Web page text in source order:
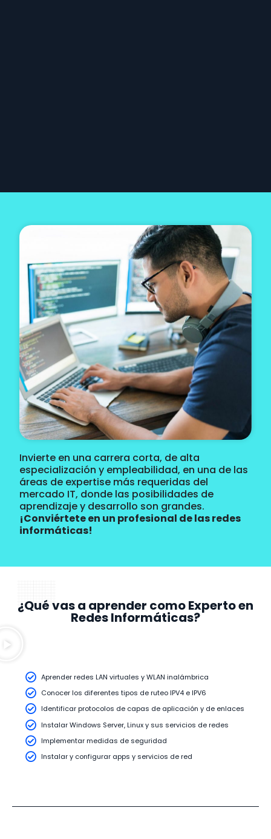
Invierte en una carrera corta, de alta
especialización y empleabilidad, en una de las
áreas de expertise más requeridas del
mercado IT, donde las posibilidades de
aprendizaje y desarrollo son grandes.
¡Conviértete en un profesional de las redes
informáticas!
¿Qué vas a aprender como Experto en
Redes Informáticas?
Aprender redes LAN virtuales y WLAN inalámbrica
Conocer los diferentes tipos de ruteo IPV4 e IPV6
Identificar protocolos de capas de aplicación y de enlaces
Instalar Windows Server, Linux y sus servicios de redes
Implementar medidas de seguridad
Instalar y configurar apps y servicios de red